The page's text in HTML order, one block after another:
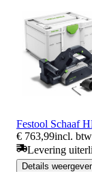
Festool Schaaf
€ 763,99incl. btw
Levering
Details